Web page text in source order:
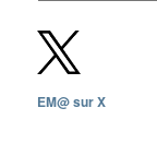
depuis
2009,
sauf
12
EM@ sur X